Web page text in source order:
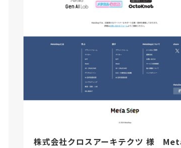
株式会社クロスアーキテクツ 様